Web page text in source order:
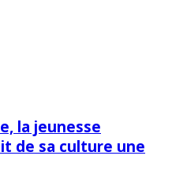
la jeunesse
de sa culture une